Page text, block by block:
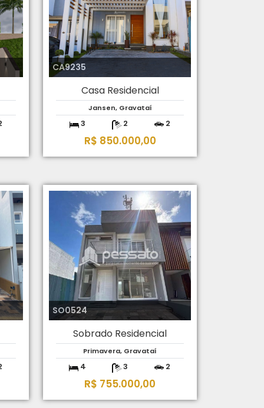
CA9235
Casa Residencial
Jansen, Gravataí
3 2 2
R$ 850.000,00
SO0524
Sobrado Residencial
Primavera, Gravataí
4 3 2
R$ 755.000,00